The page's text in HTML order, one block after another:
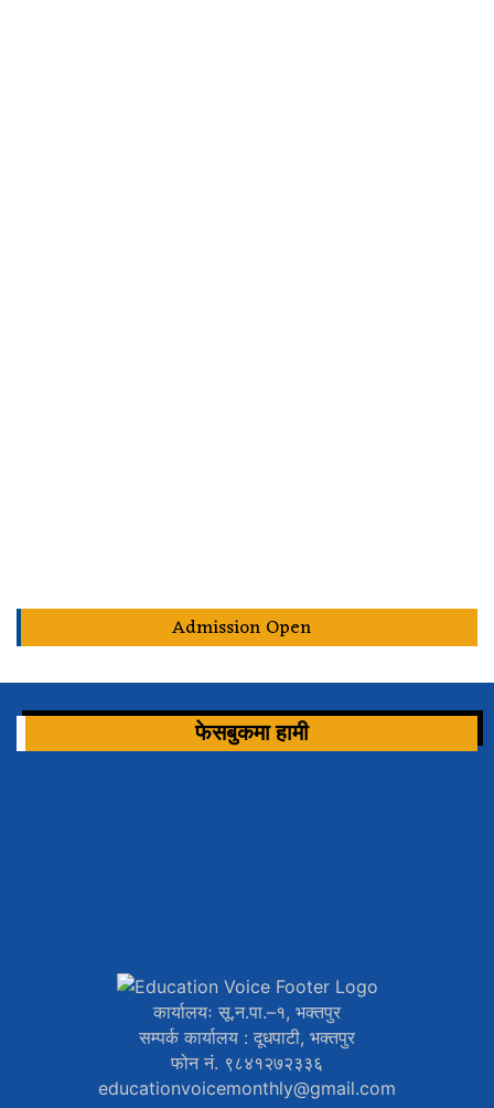
Admission Open
फेसबुकमा हामी
कार्यालयः सू.न.पा.–१, भक्तपुर
सम्पर्क कार्यालय : दूधपाटी, भक्तपुर
फोन नं. ९८४१२७२३३६
educationvoicemonthly@gmail.com